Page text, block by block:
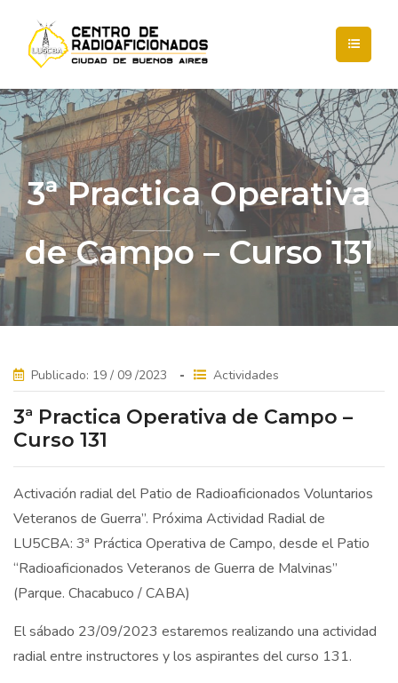
3ª Practica Operativa
de Campo – Curso 131
Publicado: 19 / 09 /2023 Actividades
3ª Practica Operativa de Campo –
Curso 131
Activación radial del Patio de Radioaficionados Voluntarios
Veteranos de Guerra”. Próxima Actividad Radial de
LU5CBA: 3ª Práctica Operativa de Campo, desde el Patio
“Radioaficionados Veteranos de Guerra de Malvinas”
(Parque. Chacabuco / CABA)
El sábado 23/09/2023 estaremos realizando una actividad
radial entre instructores y los aspirantes del curso 131.